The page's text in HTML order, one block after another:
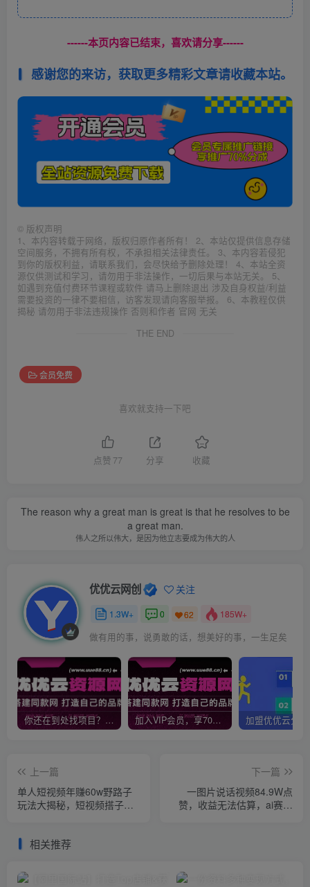
------本页内容已结束，喜欢请分享------
感谢您的来访，获取更多精彩文章请收藏本站。
© 版权声明
1、本内容转载于网络，版权归原作者所有！ 2、本站仅提供信息存储
空间服务，不拥有所有权，不承担相关法律责任。 3、本内容若侵犯
到你的版权利益，请联系我们，会尽快给予删除处理！ 4、本站全资
源仅供测试和学习，请勿用于非法操作，一切后果与本站无关。 5、
如遇到充值付费环节课程或软件 请马上删除退出 涉及自身权益/利益
需要投资的一律不要相信，访客发现请向客服举报。 6、本教程仅供
揭秘 请勿用于非法违规操作 否则和作者 官网 无关
THE END
会员免费
喜欢就支持一下吧
点赞 77 分享 收藏
The reason why a great man is great is that he resolves to be
a great man.
伟人之所以伟大，是因为他立志要成为伟大的人
优优云网创 关注
1.3W+ 0 62 185W+
做有用的事，说勇敢的话，想美好的事，一生足矣
你还在到处找项目？还在当韭菜？我靠网创资源站一个月收入5万+，曾经我也是个失败者。 加入VIP会员，享70%的推广提成，免费学习多种网上创业课程，菜鸟秒变大神！
上一篇
单人短视频年赚60w野路子
玩法大揭秘，短视频搭子交
下一篇
一图片说话视频84.9W点
赞，收益无法估算，ai赛道
相关推荐